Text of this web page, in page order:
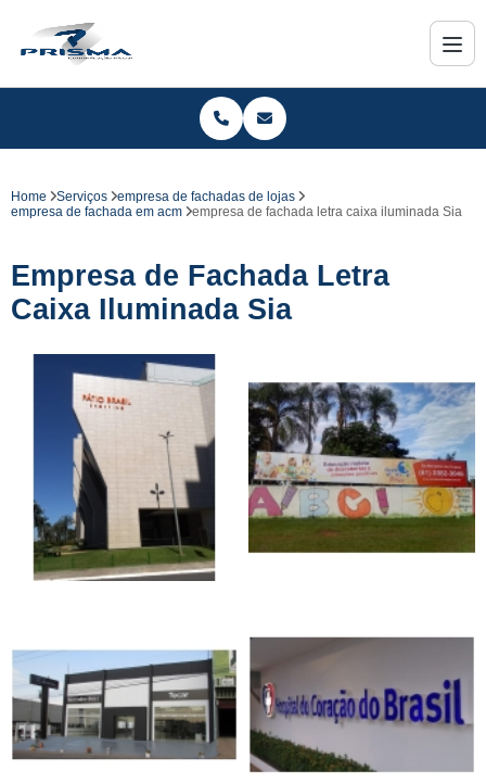
Home Serviços
empresa de fachadas de lojas
empresa de fachada em acm
empresa de fachada letra caixa iluminada Sia
Empresa de Fachada Letra
Caixa Iluminada Sia